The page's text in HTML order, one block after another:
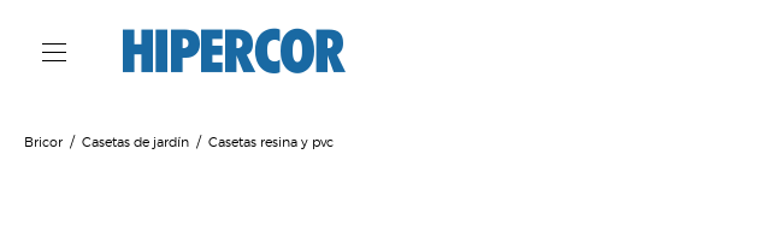
Bricor Casetas de jardín Casetas resina y pvc